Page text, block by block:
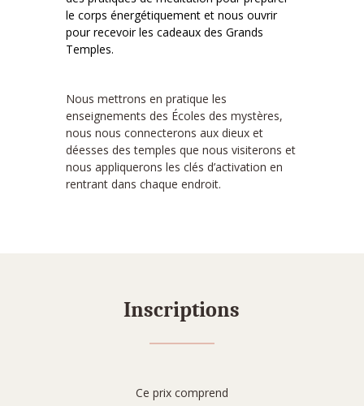
le corps énergétiquement et nous ouvrir
pour recevoir les cadeaux des Grands
Temples.
Nous mettrons en pratique les
enseignements des Écoles des mystères,
nous nous connecterons aux dieux et
déesses des temples que nous visiterons et
nous appliquerons les clés d’activation en
rentrant dans chaque endroit.
Inscriptions
Ce prix comprend